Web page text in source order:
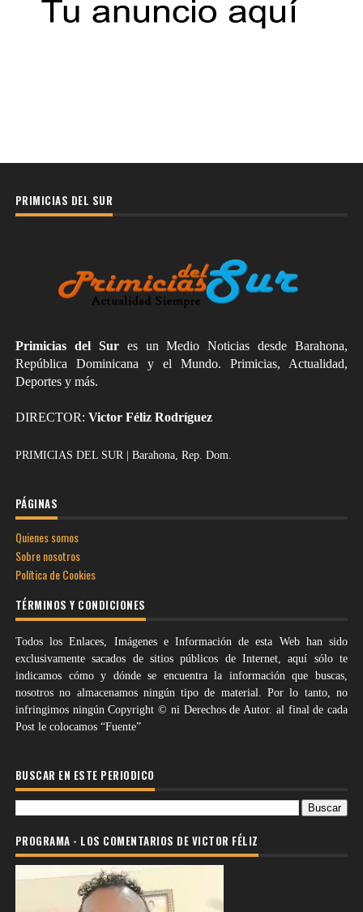
PRIMICIAS DEL SUR
Primicias del Sures un Medio Noticias desde Barahona,
República Dominicana y el Mundo. Primicias, Actualidad,
Deportes y más.
DIRECTOR: Victor Féliz Rodríguez
PRIMICIAS DEL SUR | Barahona, Rep. Dom.
PÁGINAS
Quienes somos
Sobre nosotros
Política de Cookies
TÉRMINOS Y CONDICIONES
Todos los Enlaces, Imágenes e Información de esta Web han sido
exclusivamente sacados de sitios públicos de Internet, aquí sólo te
indicamos cómo y dónde se encuentra la información que buscas,
nosotros no almacenamos ningún tipo de material. Por lo tanto, no
infringimos ningún Copyright © ni Derechos de Autor. al final de cada
Post le colocamos “Fuente”
BUSCAR EN ESTE PERIODICO
PROGRAMA - LOS COMENTARIOS DE VICTOR FÉLIZ